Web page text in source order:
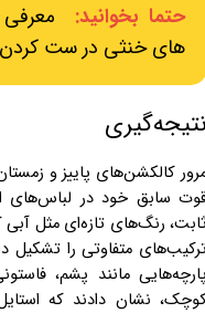
حتما بخوانید:
های خنثی در ست
سابق خود در لباس‌های
رنگ‌های تازه‌ای مثل
متفاوتی را تشکیل
مانند پشم،
نشان دادند که